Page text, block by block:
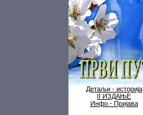
Детаљи - историја
II ИЗДАЊЕ
Инфо - Пријава